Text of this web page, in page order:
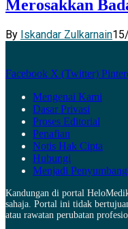
Merosakkan
By Iskandar Zulkarnain
Facebook X (Twitter)
Mengenai Kami
Dasar Privasi
Proses Editorial
Penafian
Notis Hak Cipta
Hubungi
Menjadi Penyumbang
Kandungan di portal
sahaja. Portal ini tidak
atau rawatan perubatan